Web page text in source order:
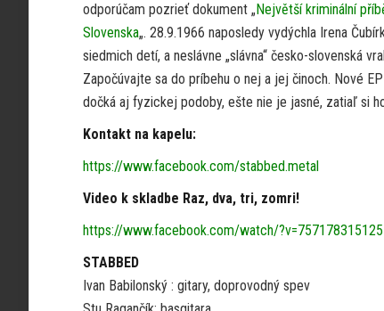
odporúčam pozrieť dokument „Největší kriminální
Slovenska„. 28.9.1966 naposledy vydýchla Irena
siedmich detí, a neslávne „slávna“ česko-slovenská
Započúvajte sa do príbehu o nej a jej činoch. Nové
dočká aj fyzickej podoby, ešte nie je jasné, zatiaľ si
Kontakt na kapelu:
https://www.facebook.com/stabbed.metal
Video k skladbe Raz, dva, tri, zomri!
https://www.facebook.com/watch/
STABBED
Ivan Babilonský : gitary, doprovodný spev